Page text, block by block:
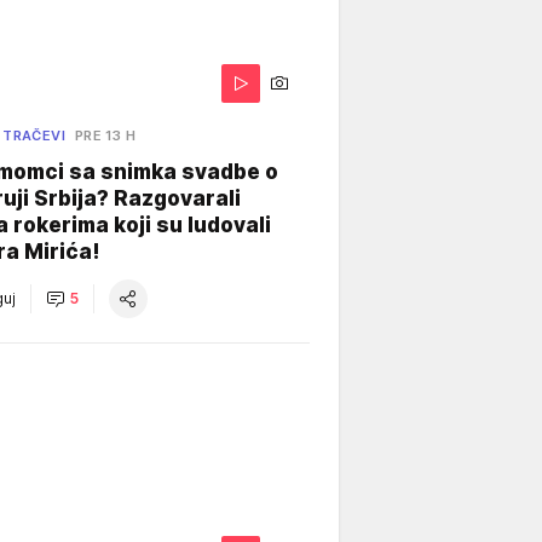
PRE 13 H
sa snimka svadbe o
Srbija? Razgovarali
rokerima koji su ludovali
Mirića!
5